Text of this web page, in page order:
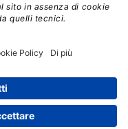
Direzione, amministrazione,
riservati | Partita IVA e C.F.